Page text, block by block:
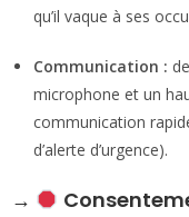
qu’il vaque à ses
Communication :
microphone et un
communication
d’alerte d’urgence).
→